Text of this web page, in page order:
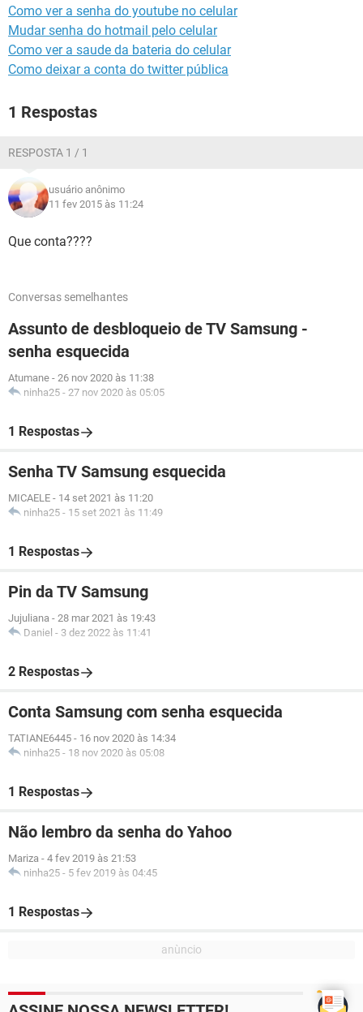
Como ver a senha do youtube no celular
Mudar senha do hotmail pelo celular
Como ver a saude da bateria do celular
Como deixar a conta do twitter pública
1 Respostas
RESPOSTA 1 / 1
usuário anônimo
11 fev 2015 às 11:24
Que conta????
Conversas semelhantes
Assunto de desbloqueio de TV Samsung -
senha esquecida
Atumane - 26 nov 2020 às 11:38
ninha25 - 27 nov 2020 às 05:05
1 Respostas
Senha TV Samsung esquecida
MICAELE - 14 set 2021 às 11:20
ninha25 - 15 set 2021 às 11:49
1 Respostas
Pin da TV Samsung
Jujuliana - 28 mar 2021 às 19:43
Daniel - 3 dez 2022 às 11:41
2 Respostas
Conta Samsung com senha esquecida
TATIANE6445 - 16 nov 2020 às 14:34
ninha25 - 18 nov 2020 às 05:08
1 Respostas
Não lembro da senha do Yahoo
Mariza - 4 fev 2019 às 21:53
ninha25 - 5 fev 2019 às 04:45
1 Respostas